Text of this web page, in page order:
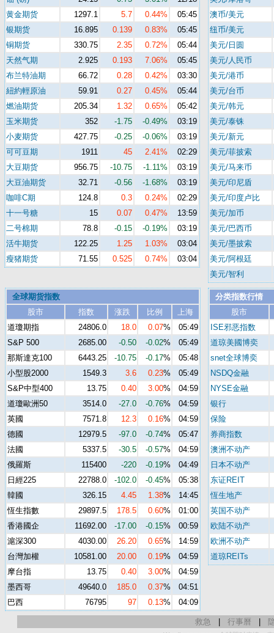
黄金期货
1297.1 5.7 0.44%
05:45
银期货
16.895 0.139 0.83%
05:45
铜期货
330.75 2.35 0.72%
05:44
天然气期
2.925 0.193 7.06%
05:45
布兰特油期
66.72 0.28 0.42%
03:30
紐約輕原油
59.91 0.27 0.45%
05:44
燃油期货
205.34 1.32 0.65%
05:42
玉米期货
352 -1.75 -0.49%
03:19
小麦期货
427.75 -0.25 -0.06%
03:19
可可豆期
1911 45 2.41%
02:29
大豆期货
956.75 -10.75 -1.11%
03:19
大豆油期货
32.71 -0.56 -1.68%
03:19
咖啡C期
124.8 0.3 0.24%
02:29
十一号糖
15 0.07 0.47%
13:59
二号棉期
78.8 -0.15 -0.19%
03:19
活牛期货
122.25 1.25 1.03%
03:04
瘦猪期货
71.55 0.525 0.74% 03:04
澳币/美元
纽币/美元
美元/日圆
美元/人民币
美元/港币
美元/台币
美元/韩元
美元/泰铢
美元/新元
美元/菲披索
美元/马来币
美元/印尼盾
美元/印度卢比
美元/加币
美元/巴西币
美元/墨披索
美元/阿根廷
美元/智利
全球期货指数
股市
指数 涨跌 比例
上海
道瓊期指
24806.0 18.0 0.07%
05:49
S&P 500
2685.00 -0.50 -0.02%
05:49
那斯達克100
6443.25 -10.75 -0.17%
05:48
小型股2000
1549.3 3.6 0.23%
05:49
S&P中型400
13.75 0.40 3.00%
04:59
道瓊歐洲50
3514.0 -27.0 -0.76%
04:59
英國
7571.8 12.3 0.16%
04:59
德國
12979.5 -97.0 -0.74%
05:47
法國
5337.5 -30.5 -0.57%
04:59
俄羅斯
115400 -220 -0.19%
04:49
日經225
22788.0 -102.0 -0.45%
05:38
韓國
326.15 4.45 1.38%
14:45
恆生指數
29897.5 178.5 0.60%
01:00
香港國企
11692.00 -17.00 -0.15%
00:59
滬深300
4030.00 26.20 0.65%
14:59
台灣加權
10581.00 20.00 0.19%
04:59
摩台指
13.75 0.40 3.00%
04:59
墨西哥
49640.0 185.0 0.37%
04:51
巴西
76795 97 0.13% 04:09
分类指数行情
股市
ISE邪恶指数
道琼美國博奕
snet全球博奕
NSDQ金融
NYSE金融
银行
保险
券商指数
澳洲不动产
日本不动产
东证REIT
恆生地产
英国不动产
欧陆不动产
欧洲不动产
道琼REITs
救急 行事曆